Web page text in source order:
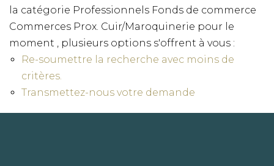
la catégorie Professionnels Fonds de commerce
Commerces Prox. Cuir/Maroquinerie pour le
moment , plusieurs options s'offrent à vous :
Re-soumettre la recherche avec moins de
critères.
Transmettez-nous votre demande